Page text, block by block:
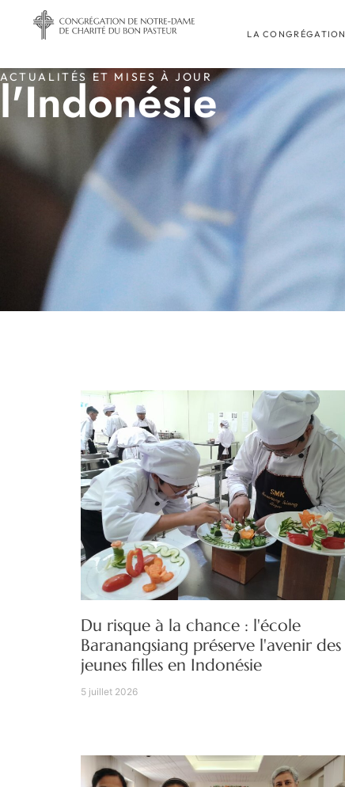
LA CONGRÉGATION
ACTUALITÉS ET MISES À JOUR
l'Indonésie
Du risque à la chance : l'école
Baranangsiang préserve l'avenir des
jeunes filles en Indonésie
5 juillet 2026